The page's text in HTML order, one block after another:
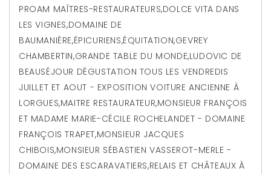
PROAM MAÎTRES-RESTAURATEURS,DOLCE VITA DANS
LES VIGNES,DOMAINE DE
BAUMANIÈRE,ÉPICURIENS,ÉQUITATION,GEVREY
CHAMBERTIN,GRANDE TABLE DU MONDE,LUDOVIC DE
BEAUSÉJOUR DÉGUSTATION TOUS LES VENDREDIS
JUILLET ET AOUT - EXPOSITION VOITURE ANCIENNE À
LORGUES,MAITRE RESTAURATEUR,MONSIEUR FRANÇOIS
ET MADAME MARIE-CÉCILE ROCHELANDET - DOMAINE
FRANÇOIS TRAPET,MONSIEUR JACQUES
CHIBOIS,MONSIEUR SÉBASTIEN VASSEROT-MERLE -
DOMAINE DES ESCARAVATIERS,RELAIS ET CHÂTEAUX À